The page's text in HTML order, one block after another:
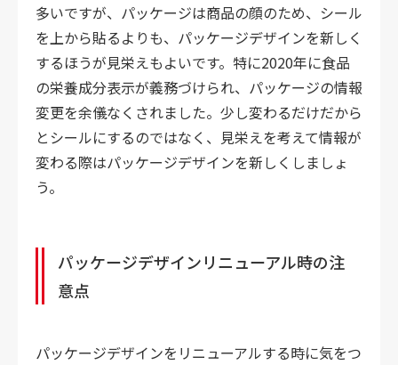
多いですが、パッケージは商品の顔のため、シール
を上から貼るよりも、パッケージデザインを新しく
するほうが見栄えもよいです。特に2020年に食品
の栄養成分表示が義務づけられ、パッケージの情報
変更を余儀なくされました。少し変わるだけだから
とシールにするのではなく、見栄えを考えて情報が
変わる際はパッケージデザインを新しくしましょ
う。
パッケージデザインリニューアル時の注
意点
パッケージデザインをリニューアルする時に気をつ